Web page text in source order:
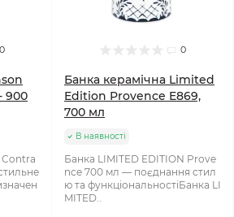
0
900
0
Банка керамічна Limited
Edition Provence E869,
700 мл
В наявності
Банка LIMITED EDITION Prove
nce 700 мл — поєднання стил
ю та функціональностіБанка LI
MITED..